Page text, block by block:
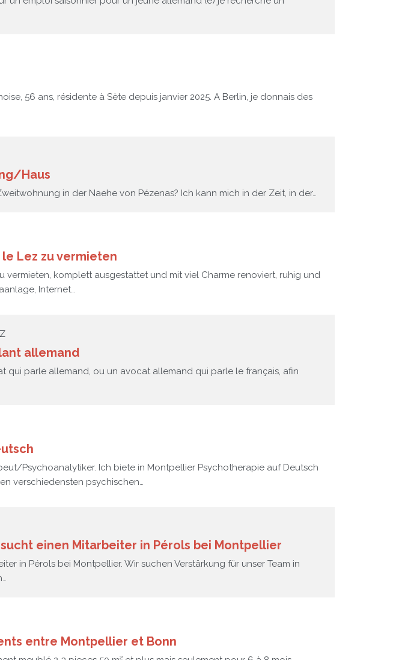
56 ans, résidente à Sète depuis janvier 2025. A Berlin, je donnais des
Haus
in der Naehe von Pézenas? Ich kann mich in der Zeit, in der…
Lez zu vermieten
vermieten, komplett ausgestattet und mit viel Charme renoviert, ruhig und
Internet…
allemand
qui parle allemand, ou un avocat allemand qui parle le français, afin
Psychoanalytiker. Ich biete in Montpellier Psychotherapie auf Deutsch
verschiedensten psychischen…
einen Mitarbeiter in Pérols bei Montpellier
in Pérols bei Montpellier. Wir suchen Verstärkung für unser Team in
entre Montpellier et Bonn